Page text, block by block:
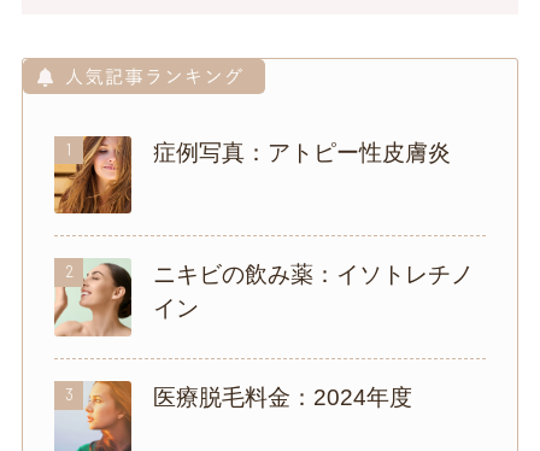
1 症例写真：アトピー性皮膚炎
2
ニキビの飲み薬：イソトレチノ
イン
3 医療脱毛料金：2024年度